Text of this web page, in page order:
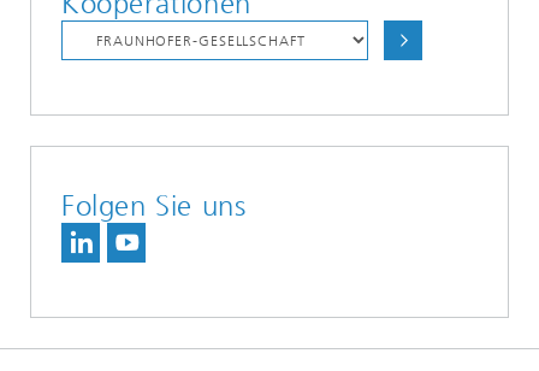
Folgen Sie uns